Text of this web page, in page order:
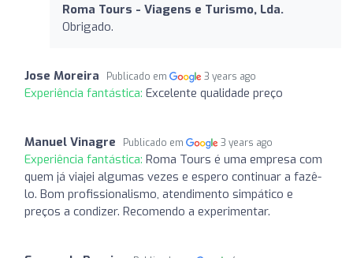
Roma Tours - Viagens e Turismo, Lda.
Obrigado.
Jose Moreira Publicado em 3 years ago
Experiência fantástica: Excelente qualidade preço
Manuel Vinagre Publicado em 3 years ago
Experiência fantástica: Roma Tours é uma empresa com
quem já viajei algumas vezes e espero continuar a fazê-
lo. Bom profissionalismo, atendimento simpático e
preços a condizer. Recomendo a experimentar.